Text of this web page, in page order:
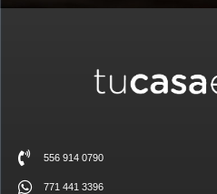
556 914 0790
771 441 3396